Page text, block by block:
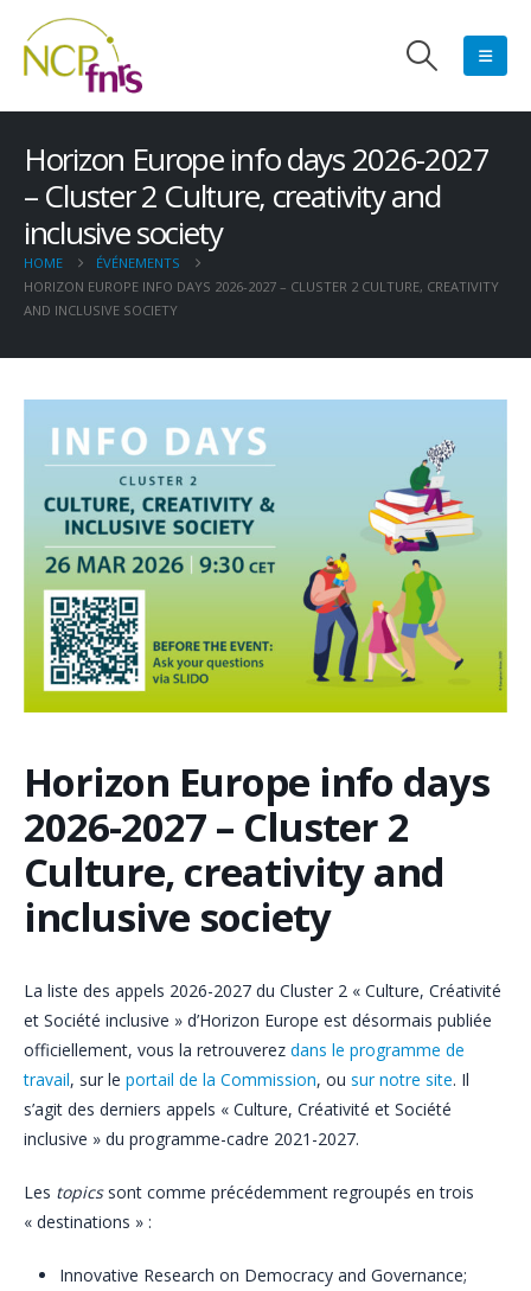
Horizon Europe info days 2026-2027
– Cluster 2 Culture, creativity and
inclusive society
HOME
ÉVÉNEMENTS
HORIZON EUROPE INFO DAYS 2026-2027 – CLUSTER 2 CULTURE, CREATIVITY
AND INCLUSIVE SOCIETY
Horizon Europe info days
2026-2027 – Cluster 2
Culture, creativity and
inclusive society
La liste des appels 2026-2027 du Cluster 2 « Culture, Créativité
et Société inclusive » d’Horizon Europe est désormais publiée
officiellement, vous la retrouverez dans le programme de
travail, sur le portail de la Commission, ou sur notre site. Il
s’agit des derniers appels « Culture, Créativité et Société
inclusive » du programme-cadre 2021-2027.
Les topicssont comme précédemment regroupés en trois
« destinations » :
Innovative Research on Democracy and Governance;